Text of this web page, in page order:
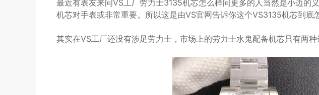
最近有表友来问VS工厂劳力士3135机芯怎么样问更多的人当然是小边的
机芯对手表或非常重要。所以这是由VS官网告诉你这个VS3135机芯到底
其实在VS工厂还没有涉足劳力士，市场上的劳力士水鬼配备机芯只有两种